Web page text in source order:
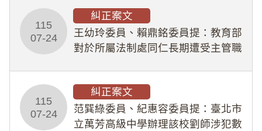
幣1,483萬餘元，並長期收受建商餽
贈；復罔顧公共安全，圖利默許建商
於停工期間
115
07-24
糾正案文
王幼玲委員、賴鼎銘委員提：教育部
對於所屬法制處同仁長期遭受主管職
人員保障法」及「職業安全衛生法」
所定維護公務人員
115
07-24
糾正案文
范巽綠委員、紀惠容委員提：臺北市
立萬芳高級中學辦理該校劉師涉犯數